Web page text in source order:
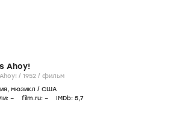
Ahoy!
Skirts Ahoy! / 1952 / фильм
, мюзикл / США
– film.ru: – IMDb: 5,7